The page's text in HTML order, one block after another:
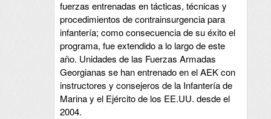
fuerzas entrenadas en tácticas, técnicas y
procedimientos de contrainsurgencia para
infantería; como consecuencia de su éxito el
programa, fue extendido a lo largo de este
año. Unidades de las Fuerzas Armadas
Georgianas se han entrenado en el AEK con
instructores y consejeros de la Infantería de
Marina y el Ejército de los EE.UU. desde el
2004.